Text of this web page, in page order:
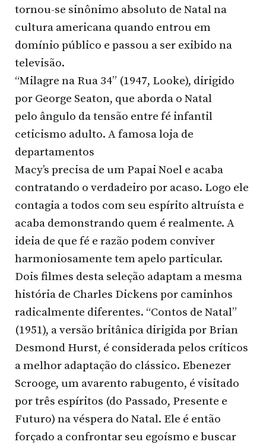
tornou-se sinônimo absoluto de Natal na
cultura americana quando entrou em
domínio público e passou a ser exibido na
televisão.
“Milagre na Rua 34” (1947, Looke), dirigido
por George Seaton, que aborda o Natal
pelo ângulo da tensão entre fé infantil
ceticismo adulto. A famosa loja de
departamentos
Macy’s precisa de um Papai Noel e acaba
contratando o verdadeiro por acaso. Logo ele
contagia a todos com seu espírito altruísta e
acaba demonstrando quem é realmente. A
ideia de que fé e razão podem conviver
harmoniosamente tem apelo particular.
Dois filmes desta seleção adaptam a mesma
história de Charles Dickens por caminhos
radicalmente diferentes. “Contos de Natal”
(1951), a versão britânica dirigida por Brian
Desmond Hurst, é considerada pelos críticos
a melhor adaptação do clássico. Ebenezer
Scrooge, um avarento rabugento, é visitado
por três espíritos (do Passado, Presente e
Futuro) na véspera do Natal. Ele é então
forçado a confrontar seu egoísmo e buscar